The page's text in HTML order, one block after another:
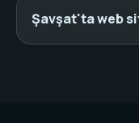
Şavşat'ta web